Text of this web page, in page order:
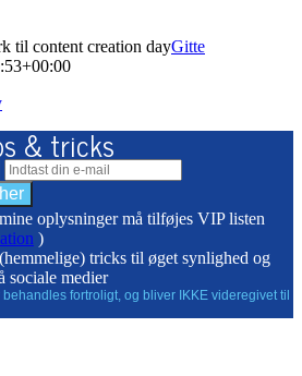
til content creation dayGitte
& tricks
oplysninger må tilføjes VIP listen
)
tricks til øget synlighed og
sociale medier
fortroligt, og bliver IKKE videregivet til